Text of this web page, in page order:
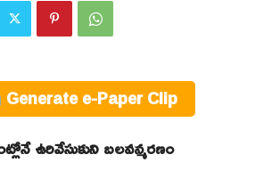
Generate e-Paper Clip
ఉరివేసుకుని బలవన్మరణం